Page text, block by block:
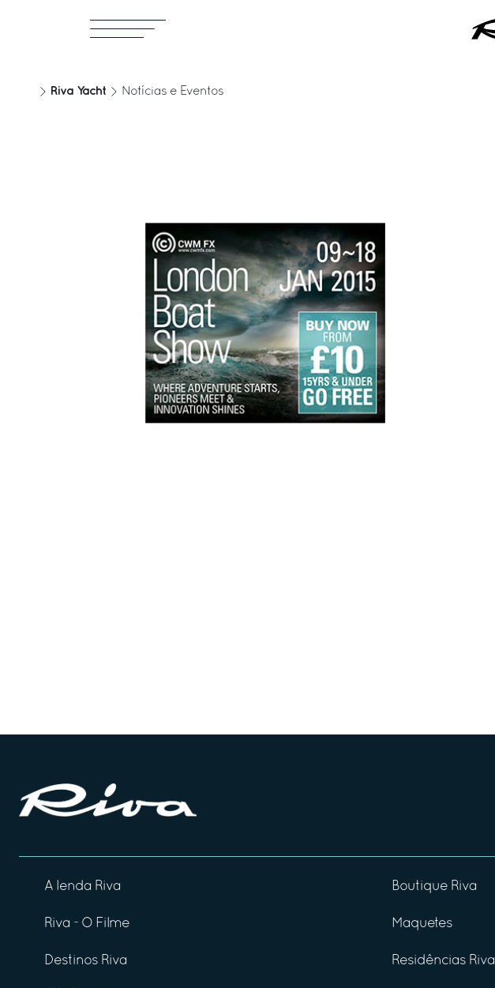
Riva Yacht Notícias e Eventos
A lenda Riva
Riva - O Filme
Destinos Riva
Boutique Riva
Maquetes
Residências Riva